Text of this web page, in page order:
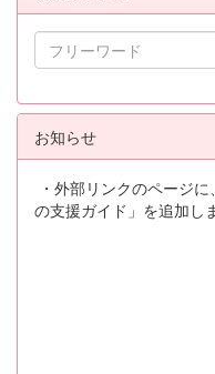
お知らせ
・外部リンクのページ
の支援ガイド」を追加し